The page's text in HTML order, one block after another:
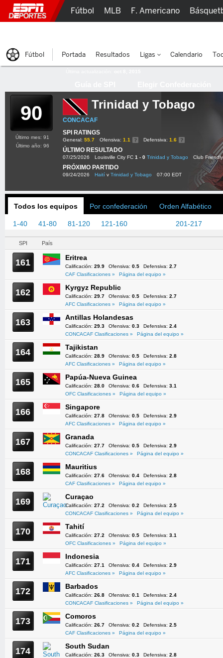
90 Trinidad y Tobago
CONCACAF
SPI RATINGS
General: 55.7 Ofensiva: 1.1 Defensiva: 1.6
ÚLTIMO RESULTADO
07/25/2026 Louisville City FC 1 - 0 Trinidad y Tobago Club Friendly
PRÓXIMO PARTIDO
09/24/2026 Haití v Trinidad y Tobago 07:00 EDT
Último mes: 91
Último año: 96
Todos los equipos Por confederación Orden Alfabético
1-40 41-80 81-120 121-160 201-217
SPI País
161 Eritrea
Calificación: 29.9 Ofensiva: 0.5 Defensiva: 2.7
CAF Clasificaciones »
Página del equipo »
162 Kyrgyz Republic
Calificación: 29.7 Ofensiva: 0.5 Defensiva: 2.7
AFC Clasificaciones »
Página del equipo »
163 Antillas Holandesas
Calificación: 29.3 Ofensiva: 0.3 Defensiva: 2.4
CONCACAF Clasificaciones »
Página del equipo »
164 Tajikistan
Calificación: 28.9 Ofensiva: 0.5 Defensiva: 2.8
AFC Clasificaciones »
Página del equipo »
165 Papúa-Nueva Guinea
Calificación: 28.0 Ofensiva: 0.6 Defensiva: 3.1
OFC Clasificaciones »
Página del equipo »
166 Singapore
Calificación: 27.8 Ofensiva: 0.5 Defensiva: 2.9
AFC Clasificaciones »
Página del equipo »
167 Granada
Calificación: 27.7 Ofensiva: 0.5 Defensiva: 2.9
CONCACAF Clasificaciones »
Página del equipo »
168 Mauritius
Calificación: 27.6 Ofensiva: 0.4 Defensiva: 2.8
CAF Clasificaciones »
Página del equipo »
169 Curaçao
Calificación: 27.2 Ofensiva: 0.2 Defensiva: 2.5
CONCACAF Clasificaciones »
Página del equipo »
170 Tahití
Calificación: 27.2 Ofensiva: 0.5 Defensiva: 3.1
OFC Clasificaciones »
Página del equipo »
171 Indonesia
Calificación: 27.1 Ofensiva: 0.4 Defensiva: 2.9
AFC Clasificaciones »
Página del equipo »
172 Barbados
Calificación: 26.8 Ofensiva: 0.1 Defensiva: 2.4
CONCACAF Clasificaciones »
Página del equipo »
173 Comoros
Calificación: 26.7 Ofensiva: 0.2 Defensiva: 2.5
CAF Clasificaciones »
Página del equipo »
174 South Sudan
Calificación: 26.3 Ofensiva: 0.3 Defensiva: 2.8
Fútbol MLB F. Americano
Fútbol Portada Resultados Ligas Calendario